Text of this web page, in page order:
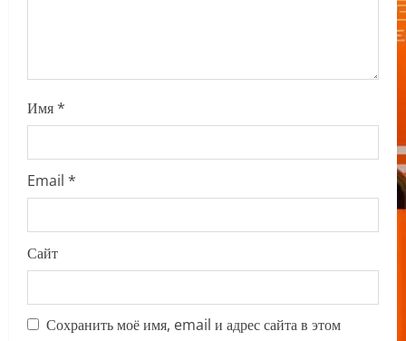
Имя*
Email *
Сайт
Сохранить моё имя, email и адрес сайта в этом